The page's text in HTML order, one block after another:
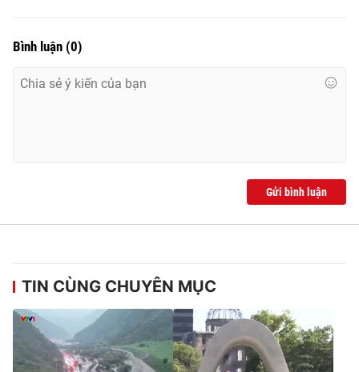
Bình luận (0)
Gửi bình luận
TIN CÙNG CHUYÊN MỤC